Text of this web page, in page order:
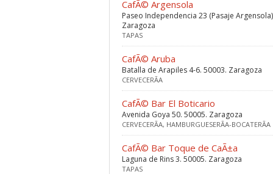
CafÃ© Argensola
Paseo Independencia 23 (Pasaje
Zaragoza
TAPAS
CafÃ© Aruba
Batalla de Arapiles 4-6. 50003. Zaragoza
CERVECERÃ­A
CafÃ© Bar El Boticario
Avenida Goya 50. 50005. Zaragoza
CERVECERÃ­A, HAMBURGUESERÃ­A-BOCATERÃ­A
CafÃ© Bar Toque de CaÃ±a
Laguna de Rins 3. 50005. Zaragoza
TAPAS